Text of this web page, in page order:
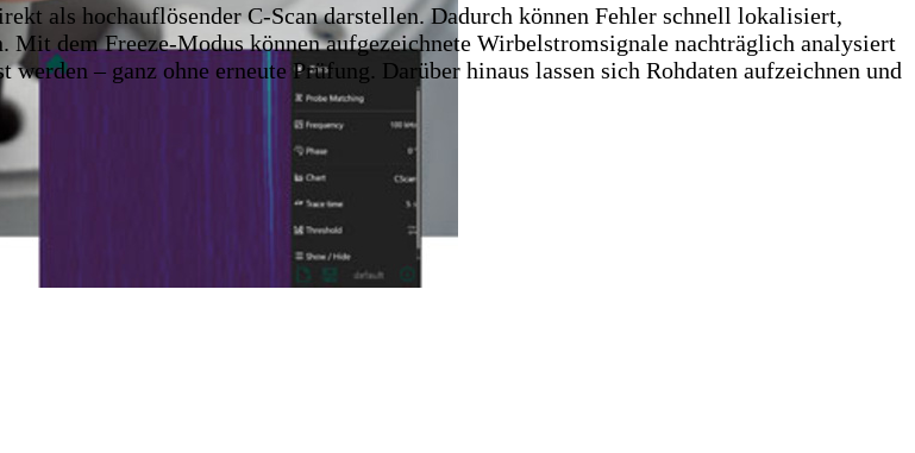
als hochauflösender C-Scan darstellen. Dadurch können Fehler schnell lokalisiert,
dem Freeze-Modus können aufgezeichnete Wirbelstromsignale nachträglich analysiert
– ganz ohne erneute Prüfung. Darüber hinaus lassen sich Rohdaten aufzeichnen und